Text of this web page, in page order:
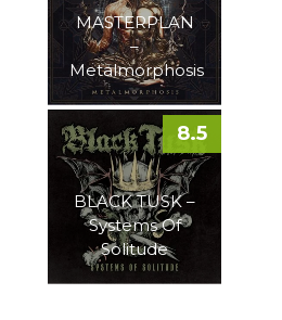
MASTERPLAN
–
Metalmorphosis
BLACK TUSK –
Systems Of
Solitude
8.5